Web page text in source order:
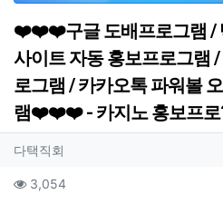
❤️❤️❤️구글 도배프로그램 /
사이트 자동 홍보프로그램
로그램 / 카카오톡 파워볼
램❤️❤️❤️ - 카지노 홍보프로
작성자 정보
다택직회
컨텐츠 정보
3,054